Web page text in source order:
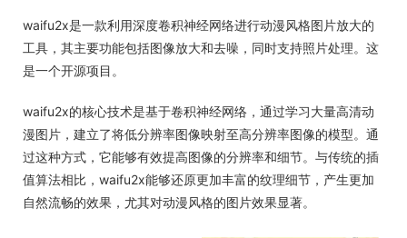
waifu2x是一款利用深度卷积神经网络进行动漫风格图片放大的
工具，其主要功能包括图像放大和去噪，同时支持照片处理。这
是一个开源项目。
waifu2x的核心技术是基于卷积神经网络，通过学习大量高清动
漫图片，建立了将低分辨率图像映射至高分辨率图像的模型。通
过这种方式，它能够有效提高图像的分辨率和细节。与传统的插
值算法相比，waifu2x能够还原更加丰富的纹理细节，产生更加
自然流畅的效果，尤其对动漫风格的图片效果显著。